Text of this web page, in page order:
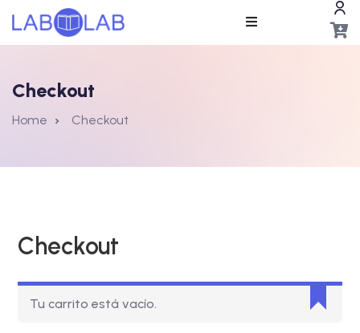
Checkout
Home Checkout
Checkout
Tu carrito está vacío.